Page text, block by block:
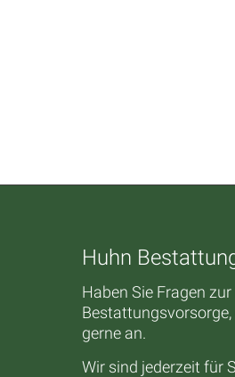
Huhn
Haben Sie Fragen
gerne an.
Wir sind jederzeit für